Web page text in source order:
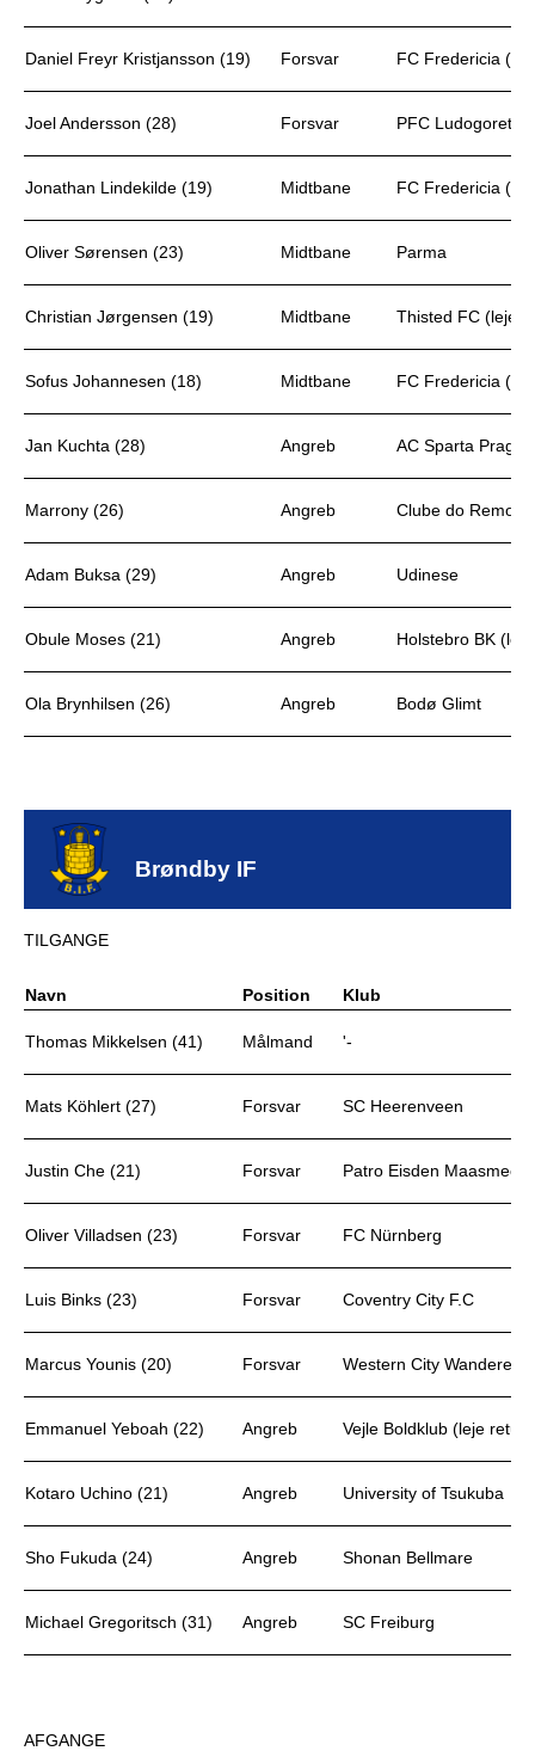
Daniel Freyr Kristjansson (19) Forsvar FC Fredericia
Joel Andersson (28) Forsvar PFC Ludogorets
Jonathan Lindekilde (19) Midtbane FC Fredericia
Oliver Sørensen (23) Midtbane Parma
Christian Jørgensen (19) Midtbane Thisted FC (leje)
Sofus Johannesen (18) Midtbane FC Fredericia
Jan Kuchta (28) Angreb AC Sparta Prag
Marrony (26) Angreb Clube do Remo
Adam Buksa (29) Angreb Udinese
Obule Moses (21) Angreb Holstebro BK
Ola Brynhilsen (26) Angreb Bodø Glimt
Brøndby IF
TILGANGE
Navn Position Klub
Thomas Mikkelsen (41) Målmand '-
Mats Köhlert (27) Forsvar SC Heerenveen
Justin Che (21) Forsvar Patro Eisden
Oliver Villadsen (23) Forsvar FC Nürnberg
Luis Binks (23) Forsvar Coventry City F.C
Marcus Younis (20) Forsvar Western City Wanderers
Emmanuel Yeboah (22) Angreb Vejle Boldklub (leje retur)
Kotaro Uchino (21) Angreb University of Tsukuba
Sho Fukuda (24) Angreb Shonan Bellmare
Michael Gregoritsch (31) Angreb SC Freiburg
AFGANGE